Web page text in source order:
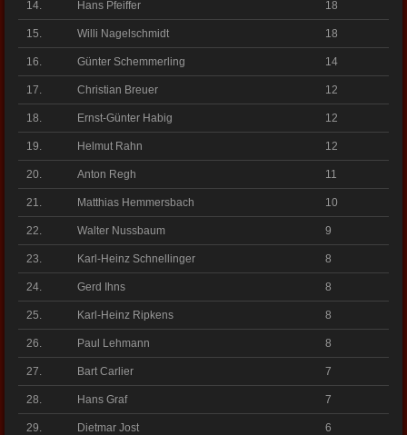
14. Hans Pfeiffer 18
15. Willi Nagelschmidt 18
16. Günter Schemmerling 14
17. Christian Breuer 12
18. Ernst-Günter Habig 12
19. Helmut Rahn 12
20. Anton Regh 11
21. Matthias Hemmersbach 10
22. Walter Nussbaum 9
23. Karl-Heinz Schnellinger 8
24. Gerd Ihns 8
25. Karl-Heinz Ripkens 8
26. Paul Lehmann 8
27. Bart Carlier 7
28. Hans Graf 7
29. Dietmar Jost 6